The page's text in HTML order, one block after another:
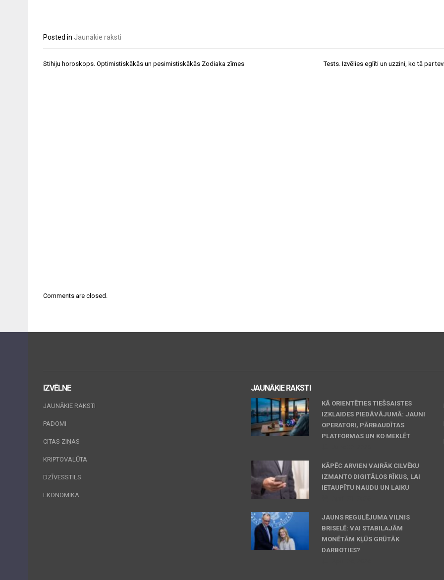
Posted in Jaunākie raksti
Post
Stihiju horoskops. Optimistiskākās un pesimistiskākās Zodiaka zīmes Tests. Izvēlies eglīti un uzzini, ko tā par
Comments are closed.
IZVĒLNE
JAUNĀKIE RAKSTI
PADOMI
CITAS ZIŅAS
KRIPTOVALŪTA
DZĪVESSTILS
EKONOMIKA
JAUNĀKIE RAKSTI
KĀ ORIENTĒTIES TIEŠSAISTES
IZKLAIDES PIEDĀVĀJUMĀ: JAUNI
OPERATORI, PĀRBAUDĪTAS
PLATFORMAS UN KO MEKLĒT
KĀPĒC ARVIEN VAIRĀK CILVĒKU
IZMANTO DIGITĀLOS RĪKUS, LAI
IETAUPĪTU NAUDU UN LAIKU
JAUNS REGULĒJUMA VILNIS
BRISELĒ: VAI STABILAJĀM
MONĒTĀM KĻŪS GRŪTĀK
DARBOTIES?